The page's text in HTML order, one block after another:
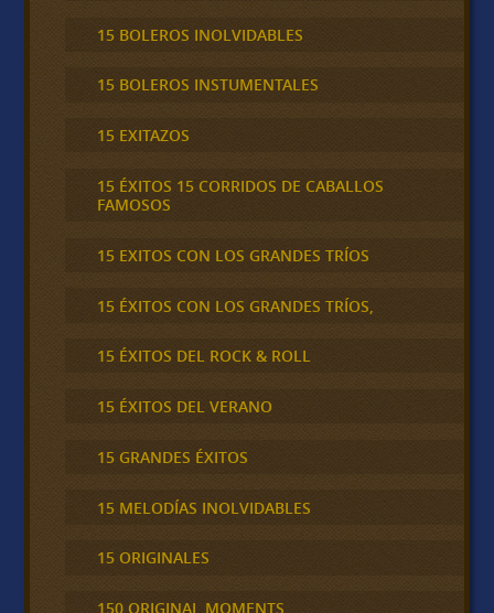
15 BOLEROS INOLVIDABLES
15 BOLEROS INSTUMENTALES
15 EXITAZOS
15 ÉXITOS 15 CORRIDOS DE CABALLOS
FAMOSOS
15 EXITOS CON LOS GRANDES TRÍOS
15 ÉXITOS CON LOS GRANDES TRÍOS,
15 ÉXITOS DEL ROCK & ROLL
15 ÉXITOS DEL VERANO
15 GRANDES ÉXITOS
15 MELODÍAS INOLVIDABLES
15 ORIGINALES
150 ORIGINAL MOMENTS